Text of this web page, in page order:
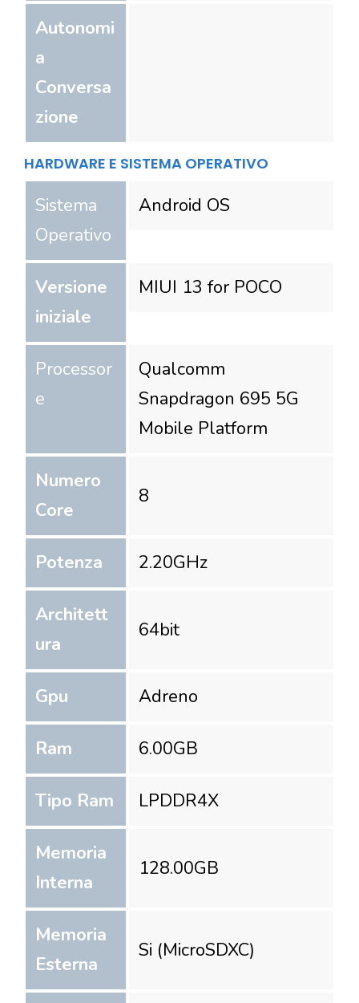
Autonomi
a
Conversa
zione
HARDWARE E SISTEMA OPERATIVO
Sistema
Operativo
Android OS
Versione
iniziale
MIUI 13 for POCO
Processor
e
Qualcomm
Snapdragon 695 5G
Mobile Platform
Numero
Core
8
Potenza 2.20GHz
Architett
ura
64bit
Gpu Adreno
Ram 6.00GB
Tipo Ram LPDDR4X
Memoria
Interna
128.00GB
Memoria
Esterna
Si (MicroSDXC)